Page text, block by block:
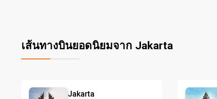
เส้นทางบินยอดนิยมจาก Jakarta
Jakarta